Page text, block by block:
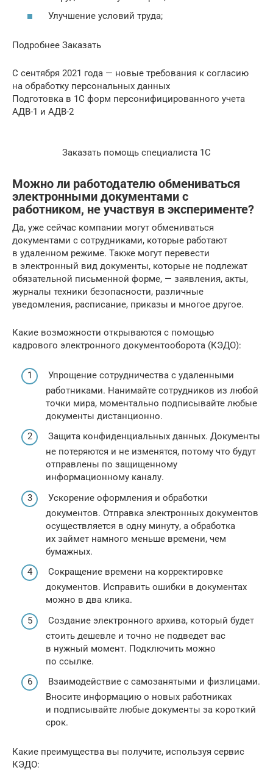
Улучшение условий труда;
Подробнее Заказать
С сентября 2021 года — новые требования к согласию
на обработку персональных данных
Подготовка в 1С форм персонифицированного учета
АДВ-1 и АДВ-2
Заказать помощь специалиста 1С
Можно ли работодателю обмениваться
электронными документами с
работником, не участвуя в эксперименте?
Да, уже сейчас компании могут обмениваться
документами с сотрудниками, которые работают
в удаленном режиме. Также могут перевести
в электронный вид документы, которые не подлежат
обязательной письменной форме, — заявления, акты,
журналы техники безопасности, различные
уведомления, расписание, приказы и многое другое.
Какие возможности открываются с помощью
кадрового электронного документооборота (КЭДО):
Упрощение сотрудничества с удаленными
работниками. Нанимайте сотрудников из любой
точки мира, моментально подписывайте любые
документы дистанционно.
Защита конфиденциальных данных. Документы
не потеряются и не изменятся, потому что будут
отправлены по защищенному
информационному каналу.
Ускорение оформления и обработки
документов. Отправка электронных документов
осуществляется в одну минуту, а обработка
их займет намного меньше времени, чем
бумажных.
Сокращение времени на корректировке
документов. Исправить ошибки в документах
можно в два клика.
Создание электронного архива, который будет
стоить дешевле и точно не подведет вас
в нужный момент. Подключить можно
по ссылке.
Взаимодействие с самозанятыми и физлицами.
Вносите информацию о новых работниках
и подписывайте любые документы за короткий
срок.
Какие преимущества вы получите, используя сервис
КЭДО: